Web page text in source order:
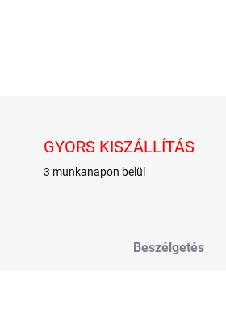
GYORS KISZÁLLÍTÁS
3 munkanapon belül
Beszélgetés